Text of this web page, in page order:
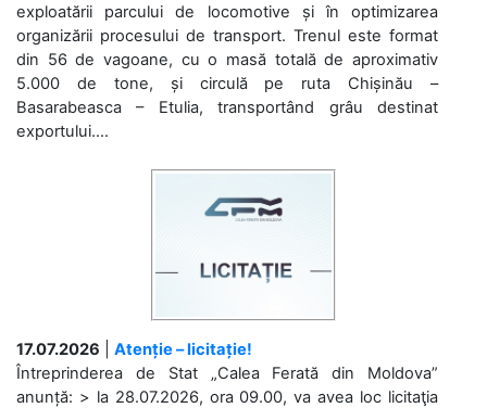
exploatării parcului de locomotive și în optimizarea
organizării procesului de transport. Trenul este format
din 56 de vagoane, cu o masă totală de aproximativ
5.000 de tone, și circulă pe ruta Chișinău –
Basarabeasca – Etulia, transportând grâu destinat
exportului....
17.07.2026
Atenție – licitație!
Întreprinderea de Stat „Calea Ferată din Moldova”
anunță: > la 28.07.2026, ora 09.00, va avea loc licitaţia